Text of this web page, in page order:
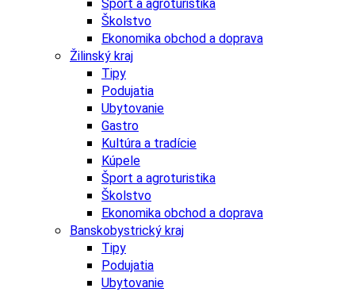
Šport a agroturistika
Školstvo
Ekonomika obchod a doprava
Žilinský kraj
Tipy
Podujatia
Ubytovanie
Gastro
Kultúra a tradície
Kúpele
Šport a agroturistika
Školstvo
Ekonomika obchod a doprava
Banskobystrický kraj
Tipy
Podujatia
Ubytovanie